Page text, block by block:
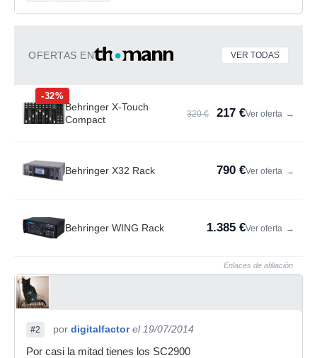
OFERTAS EN VER TODAS
-32%
Behringer X-Touch
Compact
320 € 217 €Ver oferta →
Behringer X32 Rack 790 €Ver oferta →
Behringer WING Rack 1.385 €Ver oferta →
Enlaces de afiliación
#2 por digitalfactor el 19/07/2014
Por casi la mitad tienes los SC2900